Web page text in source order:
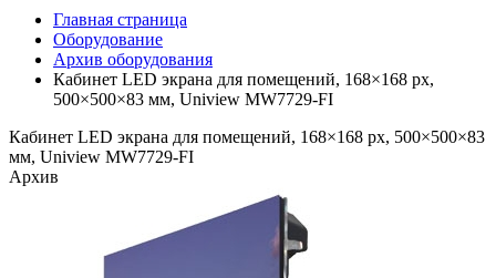
Главная страница
Оборудование
Архив оборудования
Кабинет LED экрана для помещений, 168×168 px,
500×500×83 мм, Uniview MW7729-FI
Кабинет LED экрана для помещений, 168×168 px, 500×500×83
мм, Uniview MW7729-FI
Архив